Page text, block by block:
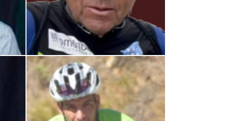
Eric Montet – Secrétaire Cyclotourisme